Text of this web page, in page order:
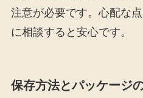
注意が必要です。心配な
に相談すると安心です。
保存方法とパッケージ